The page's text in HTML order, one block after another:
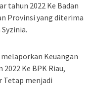
tahun 2022 Ke Badan
Provinsi yang diterima
Keuangan
Ke BPK Riau,
Tetap menjadi